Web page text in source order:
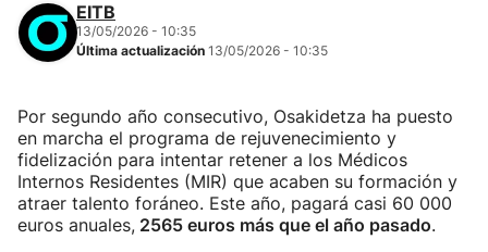
EITB
13/05/2026 - 10:35
Última actualización 13/05/2026 - 10:35
Por segundo año consecutivo, Osakidetza ha puesto
en marcha el programa de rejuvenecimiento y
fidelización para intentar retener a los Médicos
Internos Residentes (MIR) que acaben su formación y
atraer talento foráneo. Este año, pagará casi 60 000
euros anuales, 2565 euros más que el año pasado.